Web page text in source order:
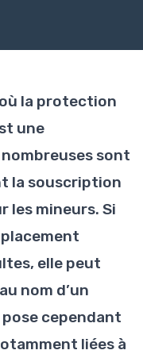
la protection
une
sont
la souscription
les mineurs. Si
elle peut
nom d’un
cependant
liées à